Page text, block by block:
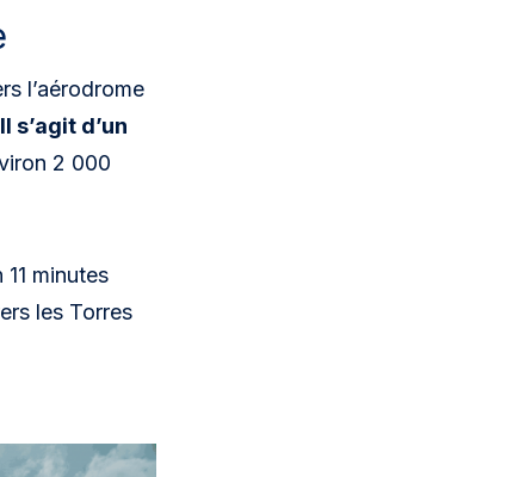
l’aérodrome
Il s’agit d’un
2 000
minutes
les Torres